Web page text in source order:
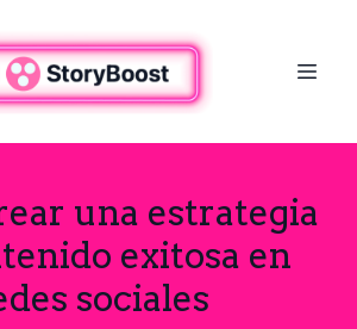
una estrategia
exitosa en
sociales